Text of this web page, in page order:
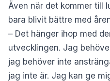
Även när det kommer till
bara blivit bättre med
– Det hänger ihop med
utvecklingen. Jag
jag behöver inte
jag inte är. Jag kan ge